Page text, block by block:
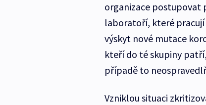
organizace postupovat
laboratoří, které
výskyt nové mutace
kteří do té skupiny
případě to
Vzniklou situaci